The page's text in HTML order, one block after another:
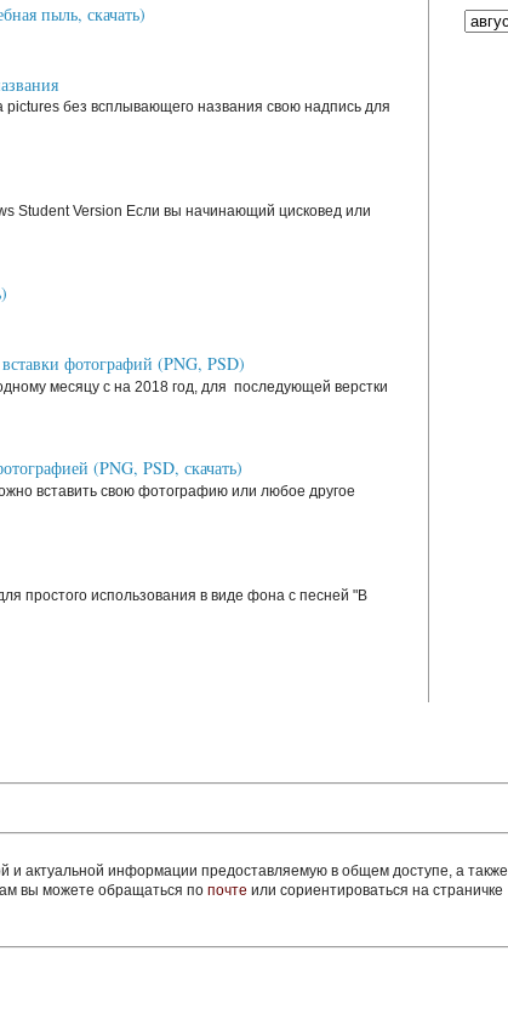
пыль, скачать)
без всплывающего названия свою надпись для
Student Version Если вы начинающий цисковед или
фотографий (PNG, PSD)
месяцу с на 2018 год, для последующей верстки
(PNG, PSD, скачать)
вставить свою фотографию или любое другое
простого использования в виде фона с песней "В
информации предоставляемую в общем доступе, а также
вы можете обращаться по почте или сориентироваться на страничке